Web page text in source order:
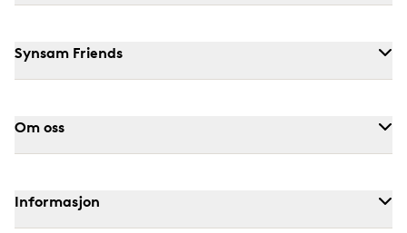
Synsam Friends
Om oss
Informasjon